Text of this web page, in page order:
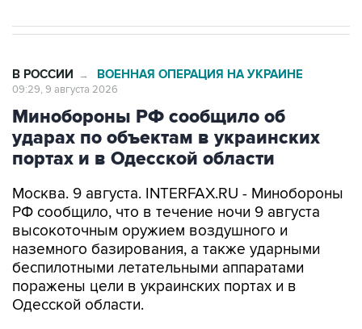
В РОССИИ → ВОЕННАЯ ОПЕРАЦИЯ НА УКРАИНЕ
09:29, 9 августа 2026
Минобороны РФ сообщило об
ударах по объектам в украинских
портах и в Одесской области
Москва. 9 августа. INTERFAX.RU - Минобороны
РФ сообщило, что в течение ночи 9 августа
высокоточным оружием воздушного и
наземного базирования, а также ударными
беспилотными летательными аппаратами
поражены цели в украинских портах и в
Одесской области.